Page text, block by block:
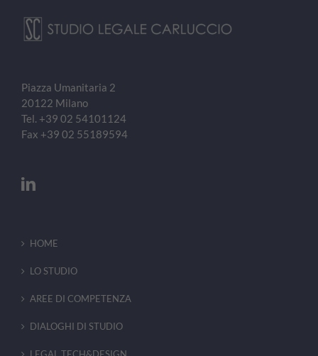
Piazza Umanitaria 2
20122 Milano
Tel. +39 02 54101124
Fax +39 02 55189594
HOME
LO STUDIO
AREE DI COMPETENZA
DIALOGHI DI STUDIO